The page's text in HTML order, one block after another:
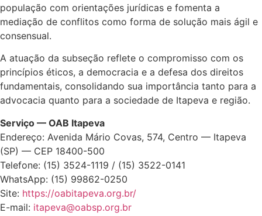
população com orientações jurídicas e fomenta a
mediação de conflitos como forma de solução mais ágil e
consensual.
A atuação da subseção reflete o compromisso com os
princípios éticos, a democracia e a defesa dos direitos
fundamentais, consolidando sua importância tanto para a
advocacia quanto para a sociedade de Itapeva e região.
Serviço — OAB Itapeva
Endereço: Avenida Mário Covas, 574, Centro — Itapeva
(SP) — CEP 18400-500
Telefone: (15) 3524-1119 / (15) 3522-0141
WhatsApp: (15) 99862-0250
Site: https://oabitapeva.org.br/
E-mail: itapeva@oabsp.org.br